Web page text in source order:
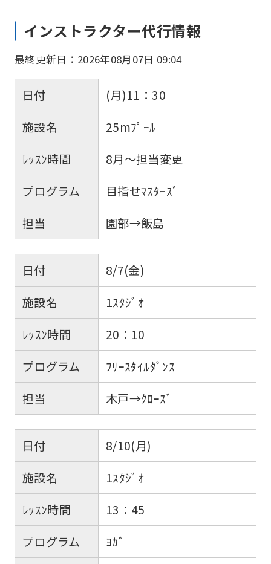
インストラクター代行情報
最終更新日：2026年08月07日 09:04
日付
(月)11：30
施設名
25mﾌﾟｰﾙ
ﾚｯｽﾝ時間
8月～担当変更
プログラム
目指せﾏｽﾀｰｽﾞ
担当
園部→飯島
日付
8/7(金)
施設名
1ｽﾀｼﾞｵ
ﾚｯｽﾝ時間
20：10
プログラム
ﾌﾘｰｽﾀｲﾙﾀﾞﾝｽ
担当
木戸→ｸﾛｰｽﾞ
日付
8/10(月)
施設名
1ｽﾀｼﾞｵ
ﾚｯｽﾝ時間
13：45
プログラム
ﾖｶﾞ